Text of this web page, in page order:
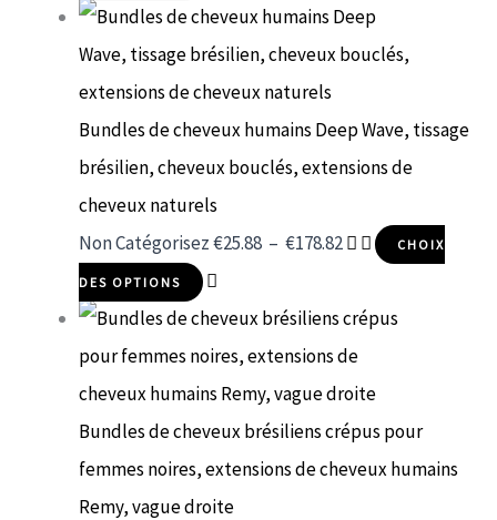
Bundles de cheveux humains Deep Wave, tissage
brésilien, cheveux bouclés, extensions de
cheveux naturels
Non Catégorisez€25.88 – €178.82 CHOIX
DES OPTIONS
Bundles de cheveux brésiliens crépus pour
femmes noires, extensions de cheveux humains
Remy, vague droite